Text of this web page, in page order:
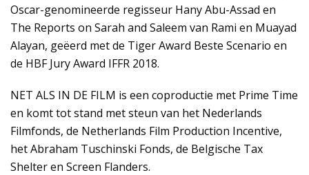
Oscar-genomineerde regisseur Hany Abu-Assad en
The Reports on Sarah and Saleem van Rami en Muayad
Alayan, geëerd met de Tiger Award Beste Scenario en
de HBF Jury Award IFFR 2018.
NET ALS IN DE FILM is een coproductie met Prime Time
en komt tot stand met steun van het Nederlands
Filmfonds, de Netherlands Film Production Incentive,
het Abraham Tuschinski Fonds, de Belgische Tax
Shelter en Screen Flanders.